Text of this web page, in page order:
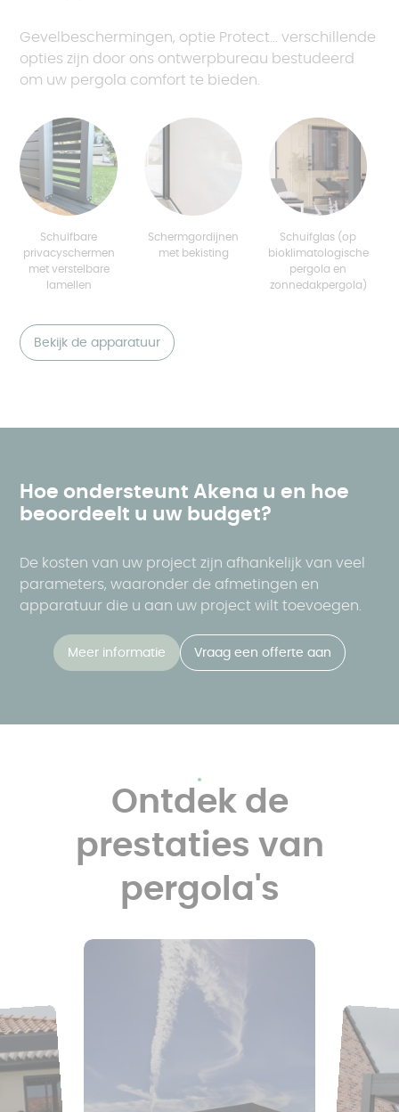
Gevelbeschermingen, optie Protect... verschillende
opties zijn door ons ontwerpbureau bestudeerd
om uw pergola comfort te bieden.
Schuifbare
privacyschermen
met verstelbare
lamellen
Schermgordijnen
met bekisting
Schuifglas (op
bioklimatologische
pergola en
zonnedakpergola)
Bekijk de apparatuur
Hoe ondersteunt Akena u en hoe
beoordeelt u uw budget?
De kosten van uw project zijn afhankelijk van veel
parameters, waaronder de afmetingen en
apparatuur die u aan uw project wilt toevoegen.
Meer informatie Vraag een offerte aan
Ontdek de
prestaties van
pergola's